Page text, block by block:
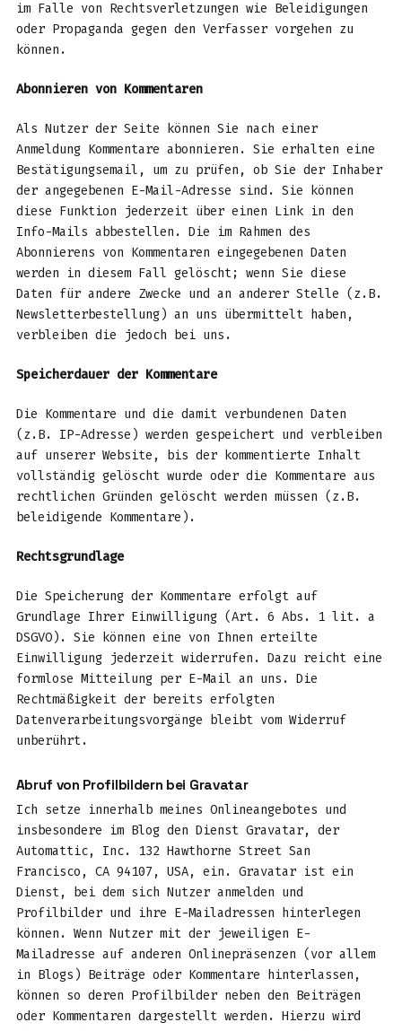
im Falle von Rechtsverletzungen wie Beleidigungen
oder Propaganda gegen den Verfasser vorgehen zu
können.
Abonnieren von Kommentaren
Als Nutzer der Seite können Sie nach einer
Anmeldung Kommentare abonnieren. Sie erhalten eine
Bestätigungsemail, um zu prüfen, ob Sie der Inhaber
der angegebenen E-Mail-Adresse sind. Sie können
diese Funktion jederzeit über einen Link in den
Info-Mails abbestellen. Die im Rahmen des
Abonnierens von Kommentaren eingegebenen Daten
werden in diesem Fall gelöscht; wenn Sie diese
Daten für andere Zwecke und an anderer Stelle (z.B.
Newsletterbestellung) an uns übermittelt haben,
verbleiben die jedoch bei uns.
Speicherdauer der Kommentare
Die Kommentare und die damit verbundenen Daten
(z.B. IP-Adresse) werden gespeichert und verbleiben
auf unserer Website, bis der kommentierte Inhalt
vollständig gelöscht wurde oder die Kommentare aus
rechtlichen Gründen gelöscht werden müssen (z.B.
beleidigende Kommentare).
Rechtsgrundlage
Die Speicherung der Kommentare erfolgt auf
Grundlage Ihrer Einwilligung (Art. 6 Abs. 1 lit. a
DSGVO). Sie können eine von Ihnen erteilte
Einwilligung jederzeit widerrufen. Dazu reicht eine
formlose Mitteilung per E-Mail an uns. Die
Rechtmäßigkeit der bereits erfolgten
Datenverarbeitungsvorgänge bleibt vom Widerruf
unberührt.
Abruf von Profilbildern bei Gravatar
Ich setze innerhalb meines Onlineangebotes und
insbesondere im Blog den Dienst Gravatar, der
Automattic, Inc. 132 Hawthorne Street San
Francisco, CA 94107, USA, ein. Gravatar ist ein
Dienst, bei dem sich Nutzer anmelden und
Profilbilder und ihre E-Mailadressen hinterlegen
können. Wenn Nutzer mit der jeweiligen E-
Mailadresse auf anderen Onlinepräsenzen (vor allem
in Blogs) Beiträge oder Kommentare hinterlassen,
können so deren Profilbilder neben den Beiträgen
oder Kommentaren dargestellt werden. Hierzu wird